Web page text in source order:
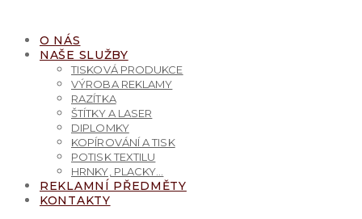
OBSAHU
O NÁS
NAŠE SLUŽBY
TISKOVÁ PRODUKCE
VÝROBA REKLAMY
RAZÍTKA
ŠTÍTKY A LASER
DIPLOMKY
KOPÍROVÁNÍ A TISK
POTISK TEXTILU
HRNKY, PLACKY…
REKLAMNÍ PŘEDMĚTY
KONTAKTY